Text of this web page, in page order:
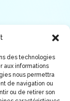
des technologies
aux informations
nous permettra
de navigation ou
ou de retirer son